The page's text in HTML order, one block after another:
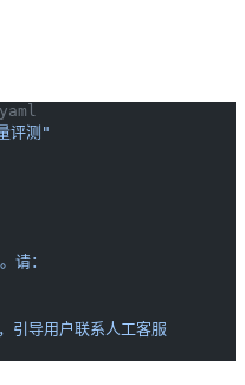
评测"
请：
导用户联系人工客服